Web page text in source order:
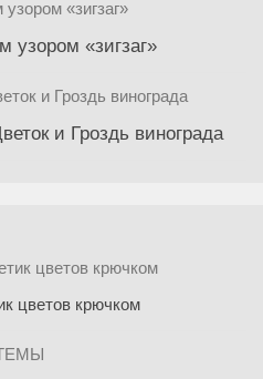
узором «зигзаг»
и Гроздь винограда
цветов крючком